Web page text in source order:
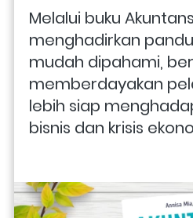
Melalui buku
menghadirkan
mudah dipahami,
memberdayakan
lebih siap
bisnis dan krisis